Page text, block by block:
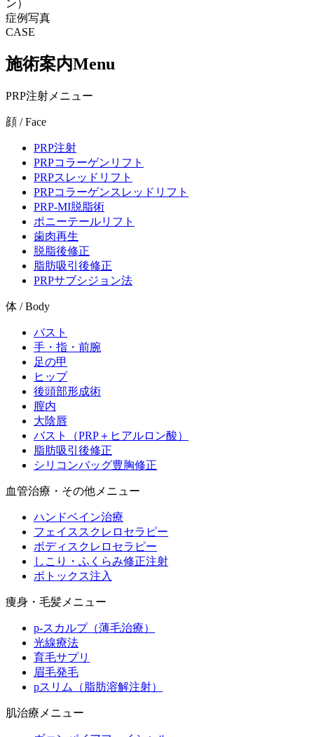
ン）
症例写真
CASE
施術案内Menu
PRP注射メニュー
顔 / Face
PRP注射
PRPコラーゲンリフト
PRPスレッドリフト
PRPコラーゲンスレッドリフト
PRP-MI脱脂術
ポニーテールリフト
歯肉再生
脱脂後修正
脂肪吸引後修正
PRPサブシジョン法
体 / Body
バスト
手・指・前腕
足の甲
ヒップ
後頭部形成術
膣内
大陰唇
バスト（PRP＋ヒアルロン酸）
脂肪吸引後修正
シリコンバッグ豊胸修正
血管治療・その他メニュー
ハンドベイン治療
フェイススクレロセラピー
ボディスクレロセラピー
しこり・ふくらみ修正注射
ボトックス注入
痩身・毛髪メニュー
p-スカルプ（薄毛治療）
光線療法
育毛サプリ
眉毛発毛
pスリム（脂肪溶解注射）
肌治療メニュー